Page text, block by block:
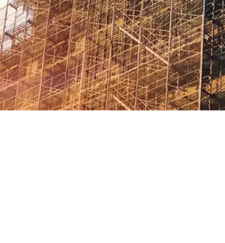
施工業者選定業務
お知らせ